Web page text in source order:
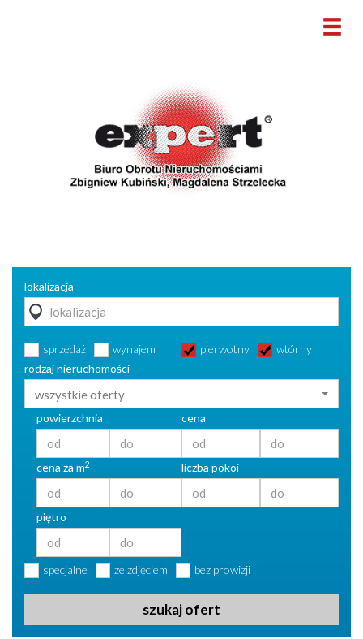
lokalizacja
sprzedaż wynajem pierwotny
wtórny
rodzaj nieruchomości
wszystkie oferty
powierzchnia cena
cena za m2 liczba pokoi
piętro
specjalne ze zdjęciem bez prowizji
szukaj ofert